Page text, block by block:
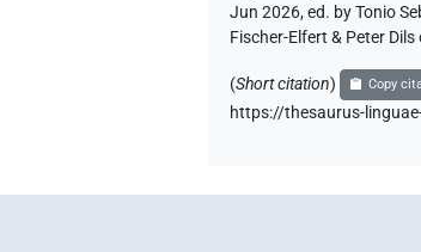
Jun 2026, ed. by Tonio
Fischer-Elfert & Peter
(Short citation) Copy
https://thesaurus-